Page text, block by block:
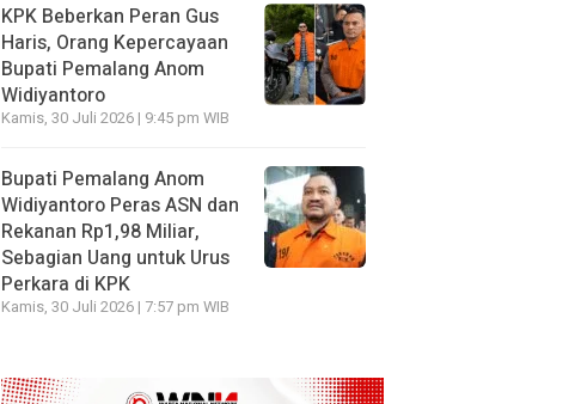
KPK Beberkan Peran Gus
Haris, Orang Kepercayaan
Bupati Pemalang Anom
Widiyantoro
Kamis, 30 Juli 2026 | 9:45 pm WIB
Bupati Pemalang Anom
Widiyantoro Peras ASN dan
Rekanan Rp1,98 Miliar,
Sebagian Uang untuk Urus
Perkara di KPK
Kamis, 30 Juli 2026 | 7:57 pm WIB